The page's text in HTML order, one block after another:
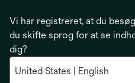
Vi har registreret, at du
du skifte sprog for at se
dig?